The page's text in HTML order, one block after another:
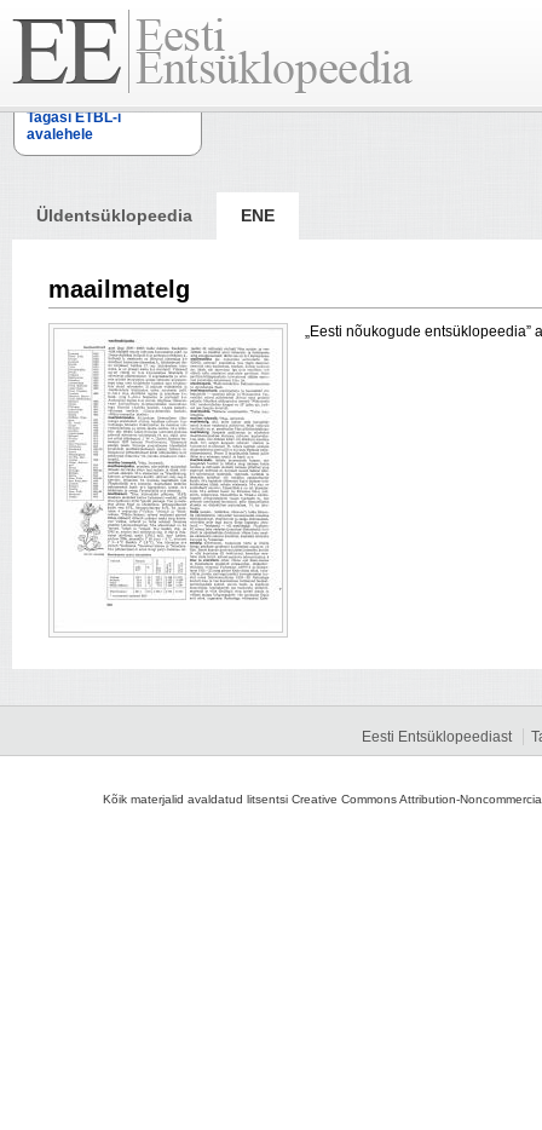
Tagasi ETBL-i
avalehele
Üldentsüklopeedia ENE
maailmatelg
„Eesti nõukogude entsüklopeedia”
Eesti Entsüklopeediast
Kõik materjalid avaldatud litsentsi Creative Commons Attribution-